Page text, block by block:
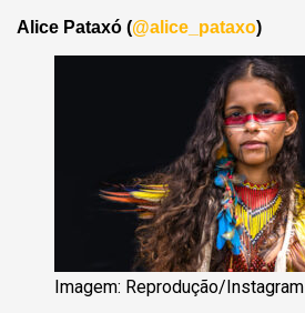
Alice Pataxó (@alice_pataxo)
Imagem: Reprodução/Instagram